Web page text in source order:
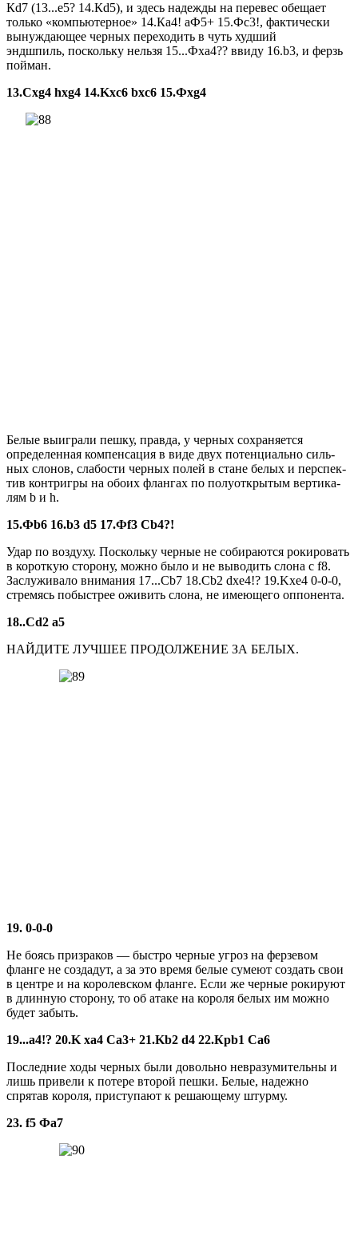
Кd7 (13...е5? 14.Кd5), и здесь надежды на перевес обещает
только «компьютерное» 14.Ка4! аФ5+ 15.Фс3!, фактически
вы­нуждающее черных перехо­дить в чуть худший
эндшпиль, поскольку нельзя 15...Фха4?? ввиду 16.b3, и ферзь
пойман.
13.Cxg4 hxg4 14.Kхс6 bхс6 15.Фxg4
Белые выиграли пешку, правда, у черных сохраняется
определенная компенсация в виде двух потенциально силь­
ных слонов, слабости черных полей в стане белых и перспек­
тив контригры на обоих флан­гах по полуоткрытым вертика­
лям b и h.
15.Фb6 16.b3 d5 17.Фf3 Cb4?!
Удар по воздуху. Поскольку черные не собираются рокиро­вать
в короткую сторону, мож­но было и не выводить слона с f8.
Заслуживало внимания 17...Cb7 18.Cb2 dxe4!? 19.Kxe4 0-0-0,
стремясь побыстрее ожи­вить слона, не имеющего оппо­нента.
18..Cd2 а5
НАЙДИТЕ ЛУЧШЕЕ ПРО­ДОЛЖЕНИЕ ЗА БЕЛЫХ.
19. 0-0-0
Не боясь призраков — бы­стро черные угроз на ферзевом
фланге не создадут, а за это время белые сумеют создать свои
в центре и на королевском фланге. Если же черные роки­руют
в длинную сторону, то об атаке на короля белых им мож­но
будет забыть.
19...а4!? 20.K xa4 Cа3+ 21.Kb2 d4 22.Крb1 Ca6
Последние ходы черных были довольно невразумитель­ны и
лишь привели к потере второй пешки. Белые, надежно
спрятав короля, приступают к решающему штурму.
23. f5 Фа7